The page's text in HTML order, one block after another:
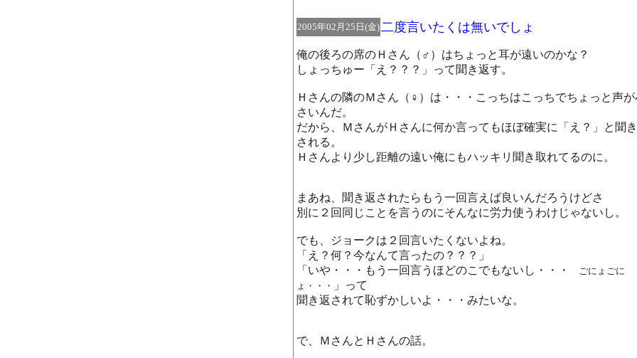
2005年02月25日(金)二度言いたくは無いでしょ
俺の後ろの席のＨさん（♂）はちょっと耳が遠いのかな？
しょっちゅー「え？？？」って聞き返す。
Ｈさんの隣のＭさん（♀）は・・・こっちはこっちでちょっと声が
さいんだ。
だから、ＭさんがＨさんに何か言ってもほぼ確実に「え？」と聞
される。
Ｈさんより少し距離の遠い俺にもハッキリ聞き取れてるのに。
まあね、聞き返されたらもう一回言えば良いんだろうけどさ
別に２回同じことを言うのにそんなに労力使うわけじゃないし。
でも、ジョークは２回言いたくないよね。
「え？何？今なんて言ったの？？？」
「いや・・・もう一回言うほどのこでもないし・・・
ごにょごに
ょ・・・
」って
聞き返されて恥ずかしいよ・・・みたいな。
で、ＭさんとＨさんの話。